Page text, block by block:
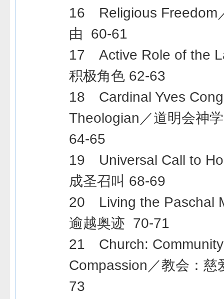
16 Religious Freedom
由 60-61
17 Active Role of the
积极角色 62-63
18 Cardinal Yves
Theologian／道明会神
64-65
19 Universal Call to
成圣召叫 68-69
20 Living the Paschal
逾越奥迹 70-71
21 Church:
Compassion／教会：
73